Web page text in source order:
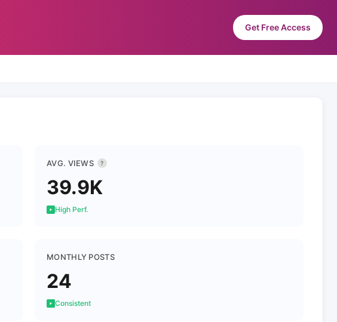
Get Free Access
AVG. VIEWS ?
39.9K
High Perf.
MONTHLY POSTS
24
Consistent